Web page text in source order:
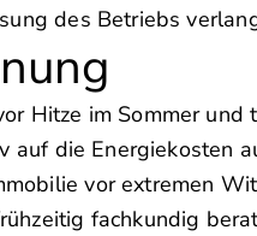
des Betriebs
Hitze im Sommer
die Energiekosten
vor extremen
fachkundig